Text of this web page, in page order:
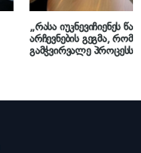
„რასა იუკნევიჩიენეს
არჩევნების გეგმა,
გამჭვირვალე პროცესს